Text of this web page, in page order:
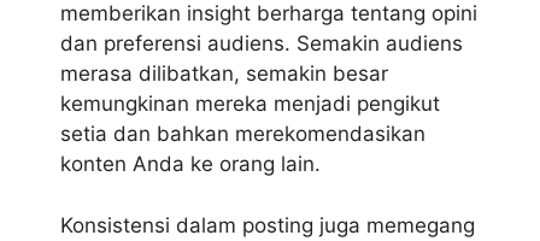
memberikan insight berharga tentang opini
dan preferensi audiens. Semakin audiens
merasa dilibatkan, semakin besar
kemungkinan mereka menjadi pengikut
setia dan bahkan merekomendasikan
konten Anda ke orang lain.
Konsistensi dalam posting juga memegang